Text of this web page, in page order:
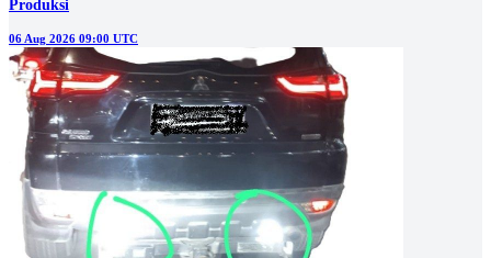
Produksi
06 Aug 2026 09:00 UTC